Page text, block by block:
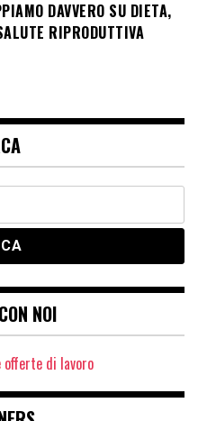
DAVVERO SU DIETA,
RIPRODUTTIVA
NOI
offerte di lavoro